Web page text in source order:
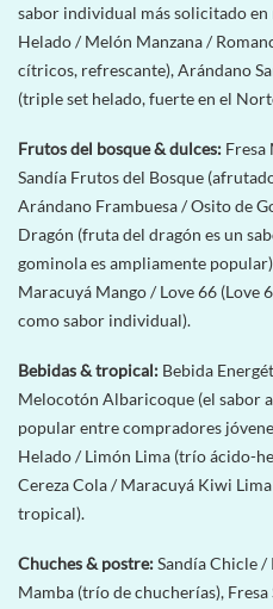
sabor individual más solicitado
Helado / Melón Manzana /
cítricos, refrescante), Arándano
(triple set helado, fuerte en el
Frutos del bosque & dulces:
Sandía Frutos del Bosque
Arándano Frambuesa / Osito de
Dragón (fruta del dragón es un
gominola es ampliamente
Maracuyá Mango / Love 66 (Love
como sabor individual).
Bebidas & tropical: Bebida
Melocotón Albaricoque (el sabor
popular entre compradores
Helado / Limón Lima (trío ácido-
Cereza Cola / Maracuyá Kiwi
tropical).
Chuches & postre:Sandía Chicle
Mamba (trío de chucherías),